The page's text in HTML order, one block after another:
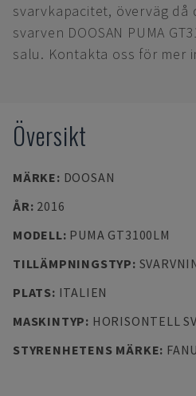
svarvkapacitet, överväg
svarven DOOSAN PUMA
salu. Kontakta oss för mer
Översikt
MÄRKE: DOOSAN
ÅR: 2016
MODELL: PUMA GT3100LM
TILLÄMPNINGSTYP:
PLATS: ITALIEN
MASKINTYP: HORISONTELL
STYRENHETENS MÄRKE: